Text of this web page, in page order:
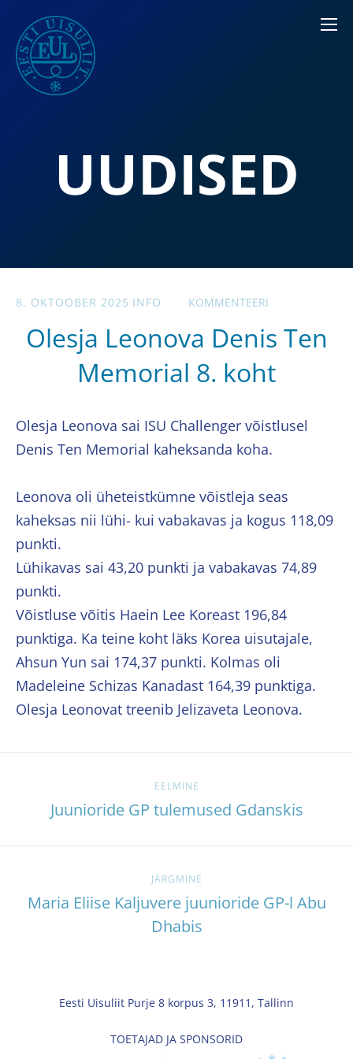
UUDISED
8. OKTOOBER 2025 INFO KOMMENTEERI
Olesja Leonova Denis Ten
Memorial 8. koht
Olesja Leonova sai ISU Challenger võistlusel
Denis Ten Memorial kaheksanda koha.
Leonova oli üheteistkümne võistleja seas
kaheksas nii lühi- kui vabakavas ja kogus 118,09
punkti.
Lühikavas sai 43,20 punkti ja vabakavas 74,89
punkti.
Võistluse võitis Haein Lee Koreast 196,84
punktiga. Ka teine koht läks Korea uisutajale,
Ahsun Yun sai 174,37 punkti. Kolmas oli
Madeleine Schizas Kanadast 164,39 punktiga.
Olesja Leonovat treenib Jelizaveta Leonova.
EELMINE
Juunioride GP tulemused Gdanskis
JÄRGMINE
Maria Eliise Kaljuvere juunioride GP-l Abu
Dhabis
Eesti Uisuliit Purje 8 korpus 3, 11911, Tallinn
TOETAJAD JA SPONSORID